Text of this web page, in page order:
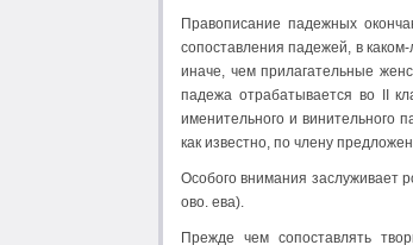
Правописание падежных
сопоставления падежей, в
иначе, чем прилагательные
падежа отрабатывается во II
именительного и винительного
как известно, по члену
Особого внимания заслуживает
ово. ева).
Прежде чем сопоставлять